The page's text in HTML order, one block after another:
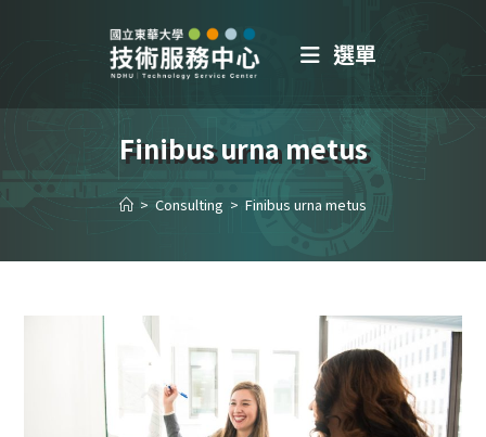
選單
Finibus urna metus
> Consulting > Finibus urna metus